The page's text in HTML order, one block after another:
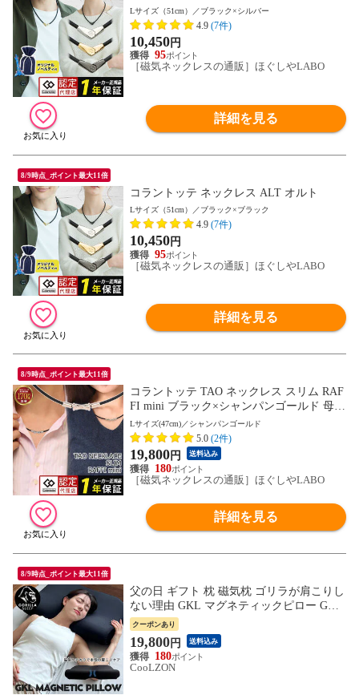
Lサイズ（51cm）／ブラック×シルバー
4.9 (7件)
10,450円
95
［磁気ネックレスの通販］ほぐしやLABO
詳細を見る
8/9時点_ポイント最大11倍
コラントッテ ネックレス ALT オルト
Lサイズ（51cm）／ブラック×ブラック
4.9 (7件)
10,450円
95
［磁気ネックレスの通販］ほぐしやLABO
詳細を見る
8/9時点_ポイント最大11倍
コラントッテ TAO ネックレス スリム RAF
FI mini ブラック×シャンパンゴールド 母の
日
Lサイズ(47cm)／シャンパンゴールド
5.0 (2件)
19,800円 送料込み
180
［磁気ネックレスの通販］ほぐしやLABO
詳細を見る
8/9時点_ポイント最大11倍
父の日 ギフト 枕 磁気枕 ゴリラが肩こりし
ない理由 GKL マグネティックピロー GOR
ILLA SLEEP 肩こり 首こり 枕 まくら マク
ラ 血流改善 ゴリラスリープ 永久磁石 pillo
w MG 新生活 管理医療機器 お父さん
クーポンあり
19,800円 送料込み
180
CooLZON